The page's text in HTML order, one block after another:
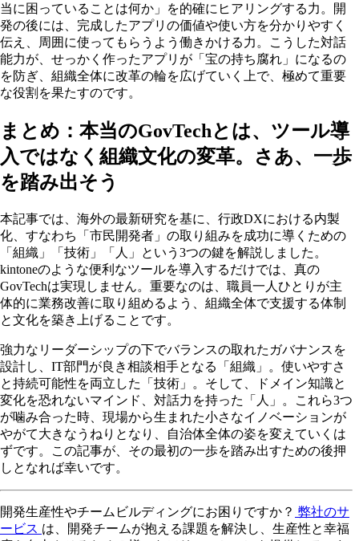
当に困っていることは何か」を的確にヒアリングする力。開
発の後には、完成したアプリの価値や使い方を分かりやすく
伝え、周囲に使ってもらうよう働きかける力。こうした対話
能力が、せっかく作ったアプリが「宝の持ち腐れ」になるの
を防ぎ、組織全体に改革の輪を広げていく上で、極めて重要
な役割を果たすのです。
まとめ：本当のGovTechとは、ツール導
入ではなく組織文化の変革。さあ、一歩
を踏み出そう
本記事では、海外の最新研究を基に、行政DXにおける内製
化、すなわち「市民開発者」の取り組みを成功に導くための
「組織」「技術」「人」という3つの鍵を解説しました。
kintoneのような便利なツールを導入するだけでは、真の
GovTechは実現しません。重要なのは、職員一人ひとりが主
体的に業務改善に取り組めるよう、組織全体で支援する体制
と文化を築き上げることです。
強力なリーダーシップの下でバランスの取れたガバナンスを
設計し、IT部門が良き相談相手となる「組織」。使いやすさ
と持続可能性を両立した「技術」。そして、ドメイン知識と
変化を恐れないマインド、対話力を持った「人」。これら3つ
が噛み合った時、現場から生まれた小さなイノベーションが
やがて大きなうねりとなり、自治体全体の姿を変えていくは
ずです。この記事が、その最初の一歩を踏み出すための後押
しとなれば幸いです。
開発生産性やチームビルディングにお困りですか？ 弊社のサ
ービス は、開発チームが抱える課題を解決し、生産性と幸福